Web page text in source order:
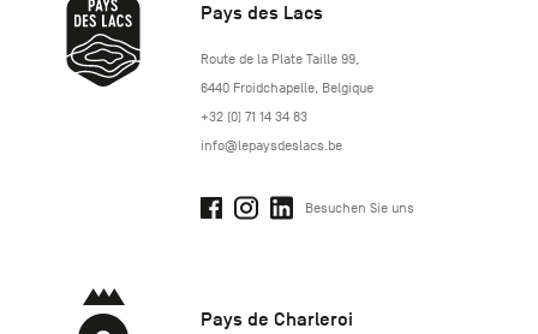
Pays des Lacs
http://www.lepaysdeslacs.be/
Route de la Plate Taille 99,
6440 Froidchapelle, Belgique
+32 (0) 71 14 34 83
info@lepaysdeslacs.be
Besuchen Sie uns
Pays de Charleroi